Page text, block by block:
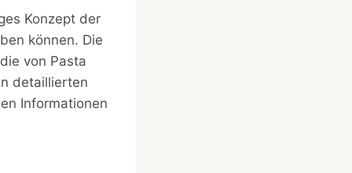
Konzept der
können. Die
von Pasta
detaillierten
Informationen